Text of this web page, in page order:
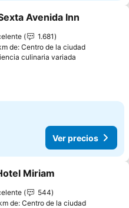
a favoritos
Avenida Inn
1.681
de: Centro de la ciudad
culinaria variada
Ver precios
a favoritos
Miriam
544
de: Centro de la ciudad